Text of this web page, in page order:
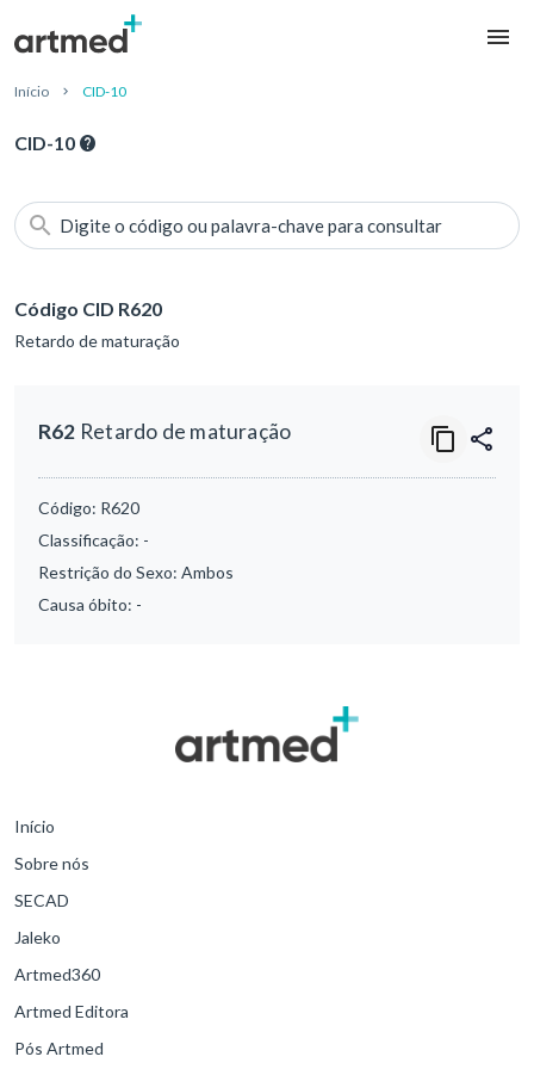
Início CID-10
CID-10
Digite o código ou palavra-chave para consultar
Código CID R620
Retardo de maturação
R62 Retardo de maturação
Código: R620
Classificação: -
Restrição do Sexo: Ambos
Causa óbito: -
Início
Sobre nós
SECAD
Jaleko
Artmed360
Artmed Editora
Pós Artmed